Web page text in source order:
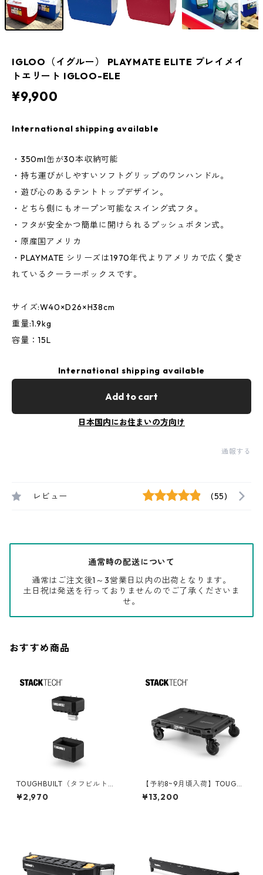
IGLOO（イグルー） PLAYMATE ELITE プレイメイ
トエリート IGLOO-ELE
¥9,900
International shipping available
・350ml缶が30本収納可能
・持ち運びがしやすいソフトグリップのワンハンドル。
・遊び心のあるテントトップデザイン。
・どちら側にもオープン可能なスイング式フタ。
・フタが安全かつ簡単に開けられるプッシュボタン式。
・原産国アメリカ
・PLAYMATE シリーズは1970年代よりアメリカで広く愛さ
れているクーラーボックスです。
サイズ:W40×D26×H38cm
重量:1.9kg
容量：15L
International shipping available
Add to cart
日本国内にお住まいの方向け
通報する
レビュー (55)
通常時の配送について
通常はご注文後1～3営業日以内の出荷となります。
土日祝は発送を行っておりませんのでご了承くださいま
せ。
おすすめ商品
TOUGHBUILT（タフビルト）S
TACK TECH(スタックテック)
ロングツールホルダー TB-B1-
¥2,970
【予約8~9月頃入荷】TOUGHB
UILT（タフビルト）STACK TE
CH(スタックテック) ドーリー
¥13,200